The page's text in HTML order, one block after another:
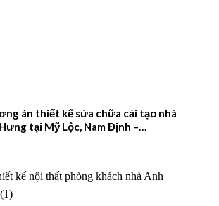
án thiết kế sửa chữa cải tạo nhà
tại Mỹ Lộc, Nam Định –